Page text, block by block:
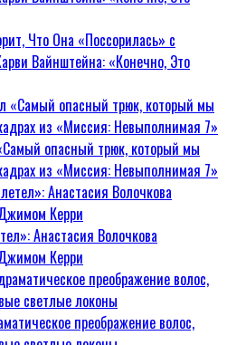
Что Она «Поссорилась» с
Вайнштейна: «Конечно, Это
опасный трюк, который мы
из «Миссия: Невыполнимая 7»
Анастасия Волочкова
Керри
преображение волос,